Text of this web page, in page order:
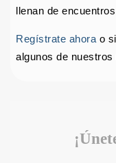
llenan de
Regístrate ahora o
algunos de